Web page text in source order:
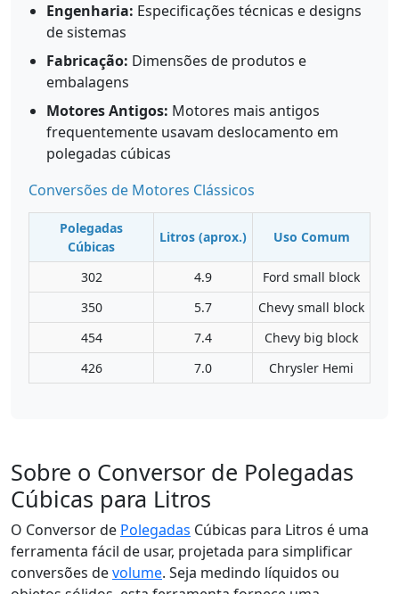
Engenharia: Especificações técnicas e designs
de sistemas
Fabricação: Dimensões de produtos e
embalagens
Motores Antigos: Motores mais antigos
frequentemente usavam deslocamento em
polegadas cúbicas
Conversões de Motores Clássicos
Polegadas
Cúbicas
Litros (aprox.) Uso Comum
302 4.9
Ford small block
350
5.7
Chevy small block
454
7.4
Chevy big block
426
7.0 Chrysler Hemi
Sobre o Conversor de Polegadas
Cúbicas para Litros
O Conversor de Polegadas Cúbicas para Litros é uma
ferramenta fácil de usar, projetada para simplificar
conversões devolume. Seja medindo líquidos ou